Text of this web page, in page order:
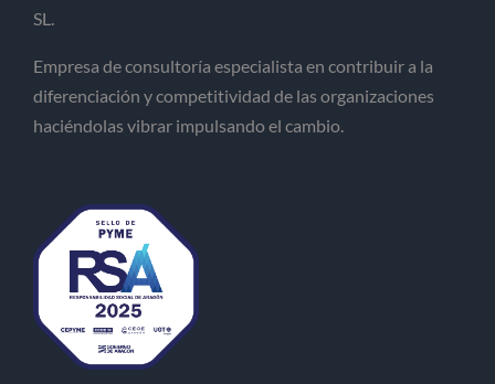
SL.
Empresa de consultoría especialista en contribuir a la
diferenciación y competitividad de las organizaciones
haciéndolas vibrar impulsando el cambio.